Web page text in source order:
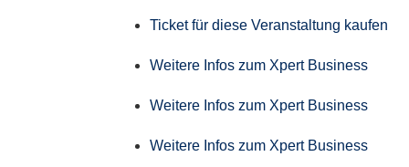
Ticket für diese Veranstaltung kaufen
Weitere Infos zum Xpert Business
Weitere Infos zum Xpert Business
Weitere Infos zum Xpert Business